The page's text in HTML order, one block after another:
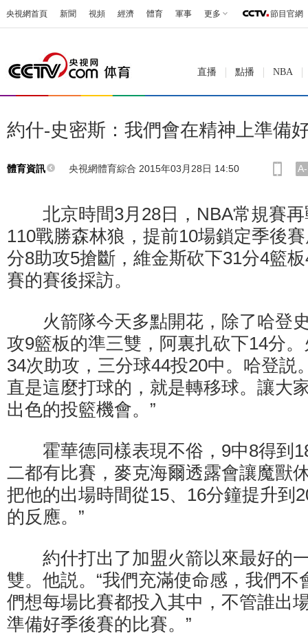
央視網首頁 新聞 視頻 經濟 體育 軍事 更多 節目官網
直播 點播 NBA
約什-史密斯：我們會在精神上準備
體育資訊 央視網體育綜合 2015年03月28日 14:50 A-
北京時間3月28日，NBA常規賽再
110戰勝森林狼，提前10場鎖定季後
分8助攻5搶斷，維金斯砍下31分4籃
賽的賽後採訪。
火箭隊今天多點開花，除了哈登
攻9籃板的準三雙，阿裏扎砍下14分
34次助攻，三分球44投20中。哈登説
直是這麼打球的，就是轉移球。讓大
出色的投籃機會。”
霍華德同樣表現不俗，9中8得到
二都有比賽，麥克海爾透露會讓魔獸
把他的出場時間從15、16分鐘提升到
的反應。”
約什打出了加盟火箭以來最好的
雙。他説。“我們充滿使命感，我們不
們想每場比賽都投入其中，不管誰出
準備好季後賽的比賽。”